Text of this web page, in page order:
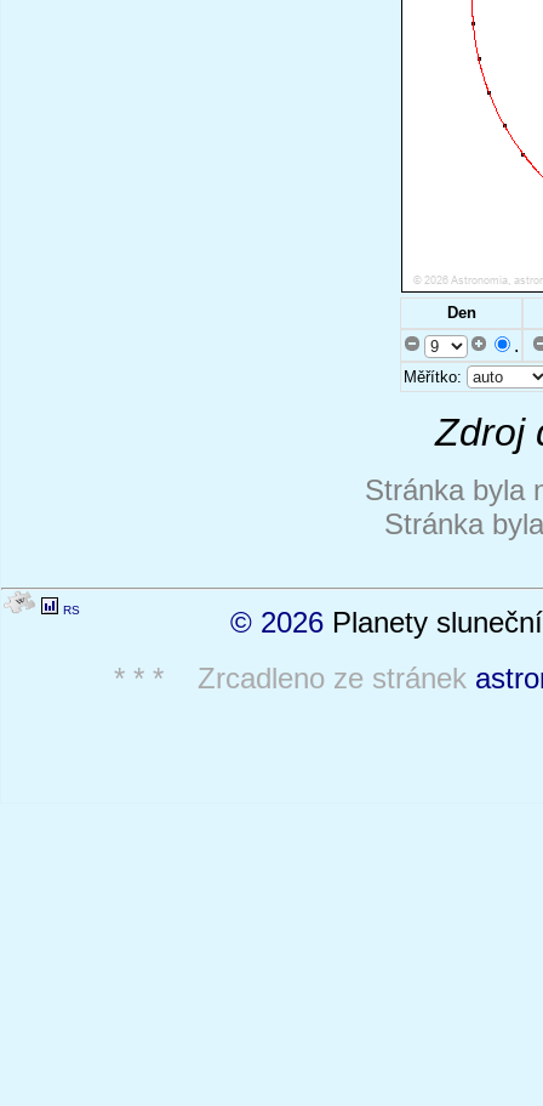
Den
.
Měřítko:
Zdroj
Stránka byla
Stránka
RS © 2026 Planety
* * * Zrcadleno ze stránek